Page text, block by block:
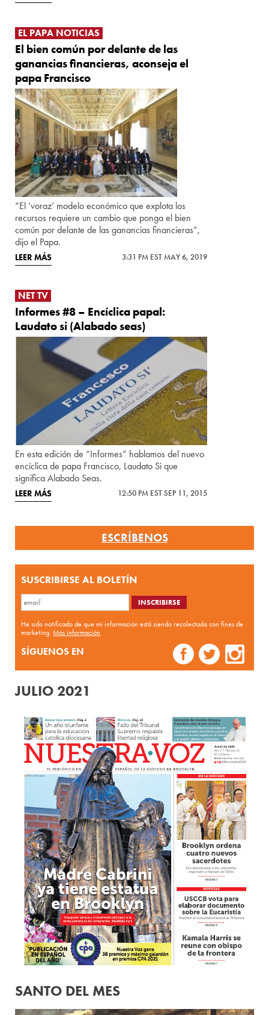
EL PAPA NOTICIAS
El bien común por delante de las
ganancias financieras, aconseja el
papa Francisco
“El ‘voraz’ modelo económico que explota los
recursos requiere un cambio que ponga el bien
común por delante de las ganancias financieras”,
dijo el Papa.
LEER MÁS 3:31 PM EST MAY 6, 2019
NET TV
Informes #8 – Encíclica papal:
Laudato si (Alabado seas)
En esta edición de “Informes” hablamos del nuevo
encíclica de papa Francisco, Laudato Si que
significa Alabado Seas.
LEER MÁS 12:50 PM EST SEP 11, 2015
ESCRÍBENOS
SUSCRIBIRSE AL BOLETÍN
He sido notificado de que mi información está siendo recolectada con fines de
marketing.Más información
SÍGUENOS EN
JULIO 2021
SANTO DEL MES